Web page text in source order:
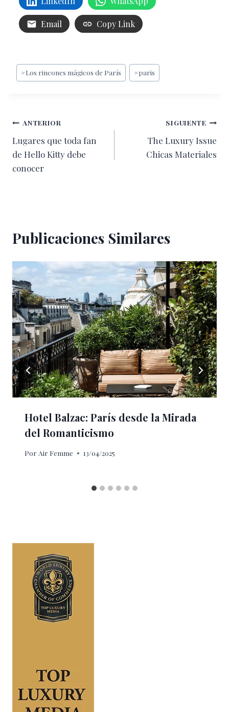
Email Copy Link
Etiquetas
de
#Los rincones mágicos de París #paris
Navegación
de
entradas
ANTERIOR
Lugares que toda fan
de Hello Kitty debe
conocer
SIGUIENTE
The Luxury Issue
Chicas Materiales
Publicaciones Similares
Hotel Balzac: París desde la Mirada
del Romanticismo
Por Air Femme 13/04/2025